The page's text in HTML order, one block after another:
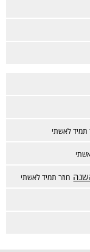
תמיד לאשתי
חוזר תמיד לאשתי